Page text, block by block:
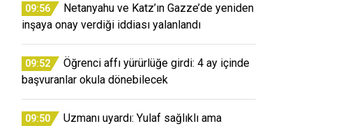
09:56
Netanyahu ve Katz’ın Gazze’de yeniden
inşaya onay verdiği iddiası yalanlandı
09:52
Öğrenci affı yürürlüğe girdi: 4 ay içinde
başvuranlar okula dönebilecek
09:50
Uzmanı uyardı: Yulaf sağlıklı ama